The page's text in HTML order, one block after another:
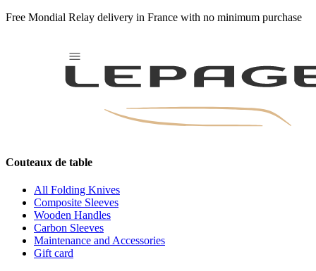
Free Mondial Relay delivery in France with no minimum purchase
Couteaux de table
All Folding Knives
Composite Sleeves
Wooden Handles
Carbon Sleeves
Maintenance and Accessories
Gift card
Serpentin-Copper